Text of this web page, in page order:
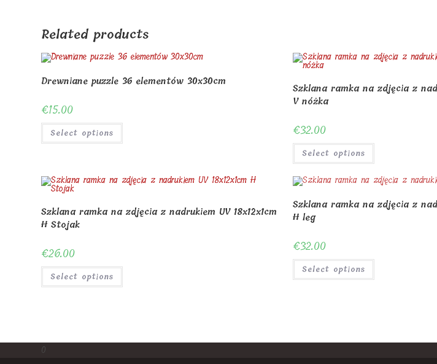
Related products
Drewniane puzzle 36 elementów 30x30cm
€15.00
Select options
Szklana ramka na zdjęcia z
V nóżka
€32.00
Select options
Szklana ramka na zdjęcia z nadrukiem UV 18x12x1cm
H Stojak
€26.00
Select options
Szklana ramka na zdjęcia z
H leg
€32.00
Select options
0